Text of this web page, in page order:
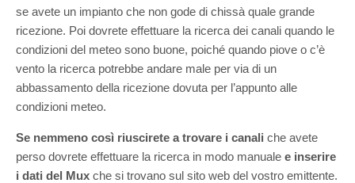
se avete un impianto che non gode di chissà quale grande
ricezione. Poi dovrete effettuare la ricerca dei canali quando le
condizioni del meteo sono buone, poiché quando piove o c’è
vento la ricerca potrebbe andare male per via di un
abbassamento della ricezione dovuta per l’appunto alle
condizioni meteo.
Se nemmeno così riuscirete a trovare i canali che avete
perso dovrete effettuare la ricerca in modo manuale e inserire
i dati del Mux che si trovano sul sito web del vostro emittente.